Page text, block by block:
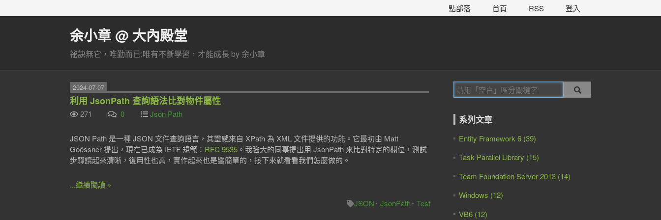
點部落 首頁 RSS 登入
余小章 @ 大內殿堂
祕訣無它，唯勤而已;唯有不斷學習，才能成長 by 余小章
2024-07-07
利用 JsonPath 查詢語法比對物件屬性
271 0 Json Path
JSON Path 是一種 JSON 文件查詢語言，其靈感來自 XPath 為 XML 文件提供的功能。它最初由 Matt
Goëssner 提出，現在已成為 IETF 規範： RFC 9535 。我強大的同事提出用 JsonPath 來比對特定的欄位，測試
步驟讀起來清晰，復用性也高，實作起來也是蠻簡單的，接下來就看看我們怎麼做的。
...繼續閱讀 »
JSON
JsonPath Test
系列文章
Entity Framework 6 (39)
Task Parallel Library (15)
Team Foundation Server 2013 (14)
Windows (12)
VB6 (12)